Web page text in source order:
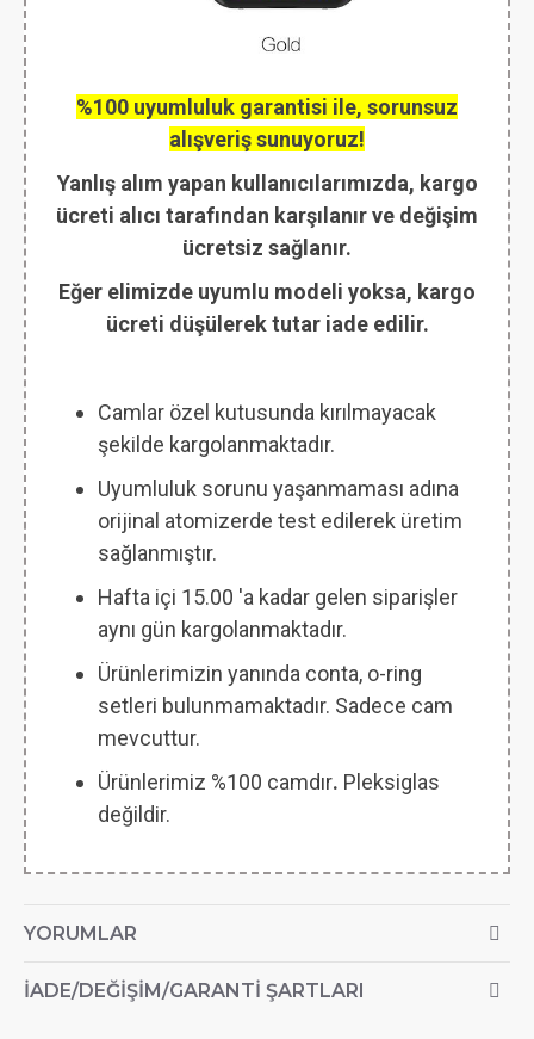
%100 uyumluluk garantisi ile, sorunsuz
alışveriş sunuyoruz!
Yanlış alım yapan kullanıcılarımızda, kargo
ücreti alıcı tarafından karşılanır ve değişim
ücretsiz sağlanır.
Eğer elimizde uyumlu modeli yoksa, kargo
ücreti düşülerek tutar iade edilir.
Camlar özel kutusunda kırılmayacak
şekilde kargolanmaktadır.
Uyumluluk sorunu yaşanmaması adına
orijinal atomizerde test edilerek üretim
sağlanmıştır.
Hafta içi 15.00 'a kadar gelen siparişler
aynı gün kargolanmaktadır.
Ürünlerimizin yanında conta, o-ring
setleri bulunmamaktadır. Sadece cam
mevcuttur.
Ürünlerimiz %100 camdır. Pleksiglas
değildir.
YORUMLAR
İADE/DEĞIŞIM/GARANTI ŞARTLARI